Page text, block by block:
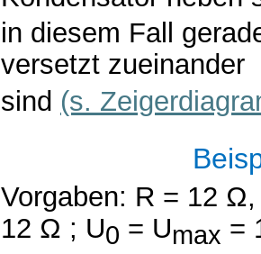
in diesem Fall
versetzt zueinander
sind (s.
Vorgaben: R = 12
12 Ω ; U0 = Umax =